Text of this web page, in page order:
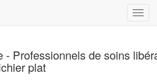
- Professionnels de soins
plat